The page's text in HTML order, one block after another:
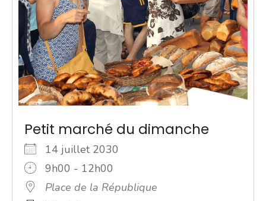
Petit marché du dimanche
14 juillet 2030
9h00 - 12h00
Place de la République